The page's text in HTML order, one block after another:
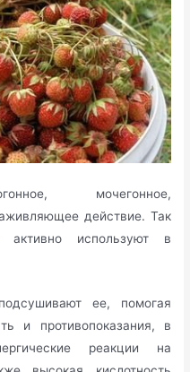
мочегонное,
действие. Так
используют в
ее, помогая
и противопоказания, в
реакции на